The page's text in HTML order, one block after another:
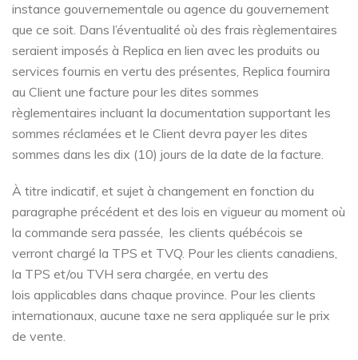
instance gouvernementale ou agence du gouvernement
que ce soit. Dans l’éventualité où des frais règlementaires
seraient imposés à Replica en lien avec les produits ou
services fournis en vertu des présentes, Replica fournira
au Client une facture pour les dites sommes
règlementaires incluant la documentation supportant les
sommes réclamées et le Client devra payer les dites
sommes dans les dix (10) jours de la date de la facture.
À titre indicatif, et sujet à changement en fonction du
paragraphe précédent et des lois en vigueur au moment où
la commande sera passée, les clients québécois se
verront chargé la TPS et TVQ. Pour les clients canadiens,
la TPS et/ou TVH sera chargée, en vertu des
lois applicables dans chaque province. Pour les clients
internationaux, aucune taxe ne sera appliquée sur le prix
de vente.